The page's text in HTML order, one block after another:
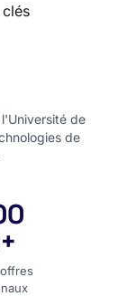
de
de